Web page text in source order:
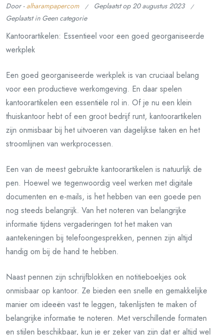
Door - alharampapercom Geplaatst op20 augustus 2023
Geplaatst in Geen categorie
Kantoorartikelen: Essentieel voor een goed georganiseerde
werkplek
Een goed georganiseerde werkplek is van cruciaal belang
voor een productieve werkomgeving. En daar spelen
kantoorartikelen een essentiële rol in. Of je nu een klein
thuiskantoor hebt of een groot bedrijf runt, kantoorartikelen
zijn onmisbaar bij het uitvoeren van dagelijkse taken en het
stroomlijnen van werkprocessen.
Een van de meest gebruikte kantoorartikelen is natuurlijk de
pen. Hoewel we tegenwoordig veel werken met digitale
documenten en e-mails, is het hebben van een goede pen
nog steeds belangrijk. Van het noteren van belangrijke
informatie tijdens vergaderingen tot het maken van
aantekeningen bij telefoongesprekken, pennen zijn altijd
handig om bij de hand te hebben.
Naast pennen zijn schrijfblokken en notitieboekjes ook
onmisbaar op kantoor. Ze bieden een snelle en gemakkelijke
manier om ideeën vast te leggen, takenlijsten te maken of
belangrijke informatie te noteren. Met verschillende formaten
en stijlen beschikbaar, kun je er zeker van zijn dat er altijd wel